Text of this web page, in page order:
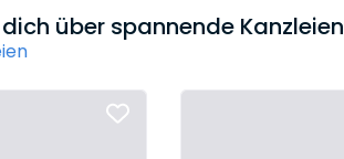
über spannende Kanzleien